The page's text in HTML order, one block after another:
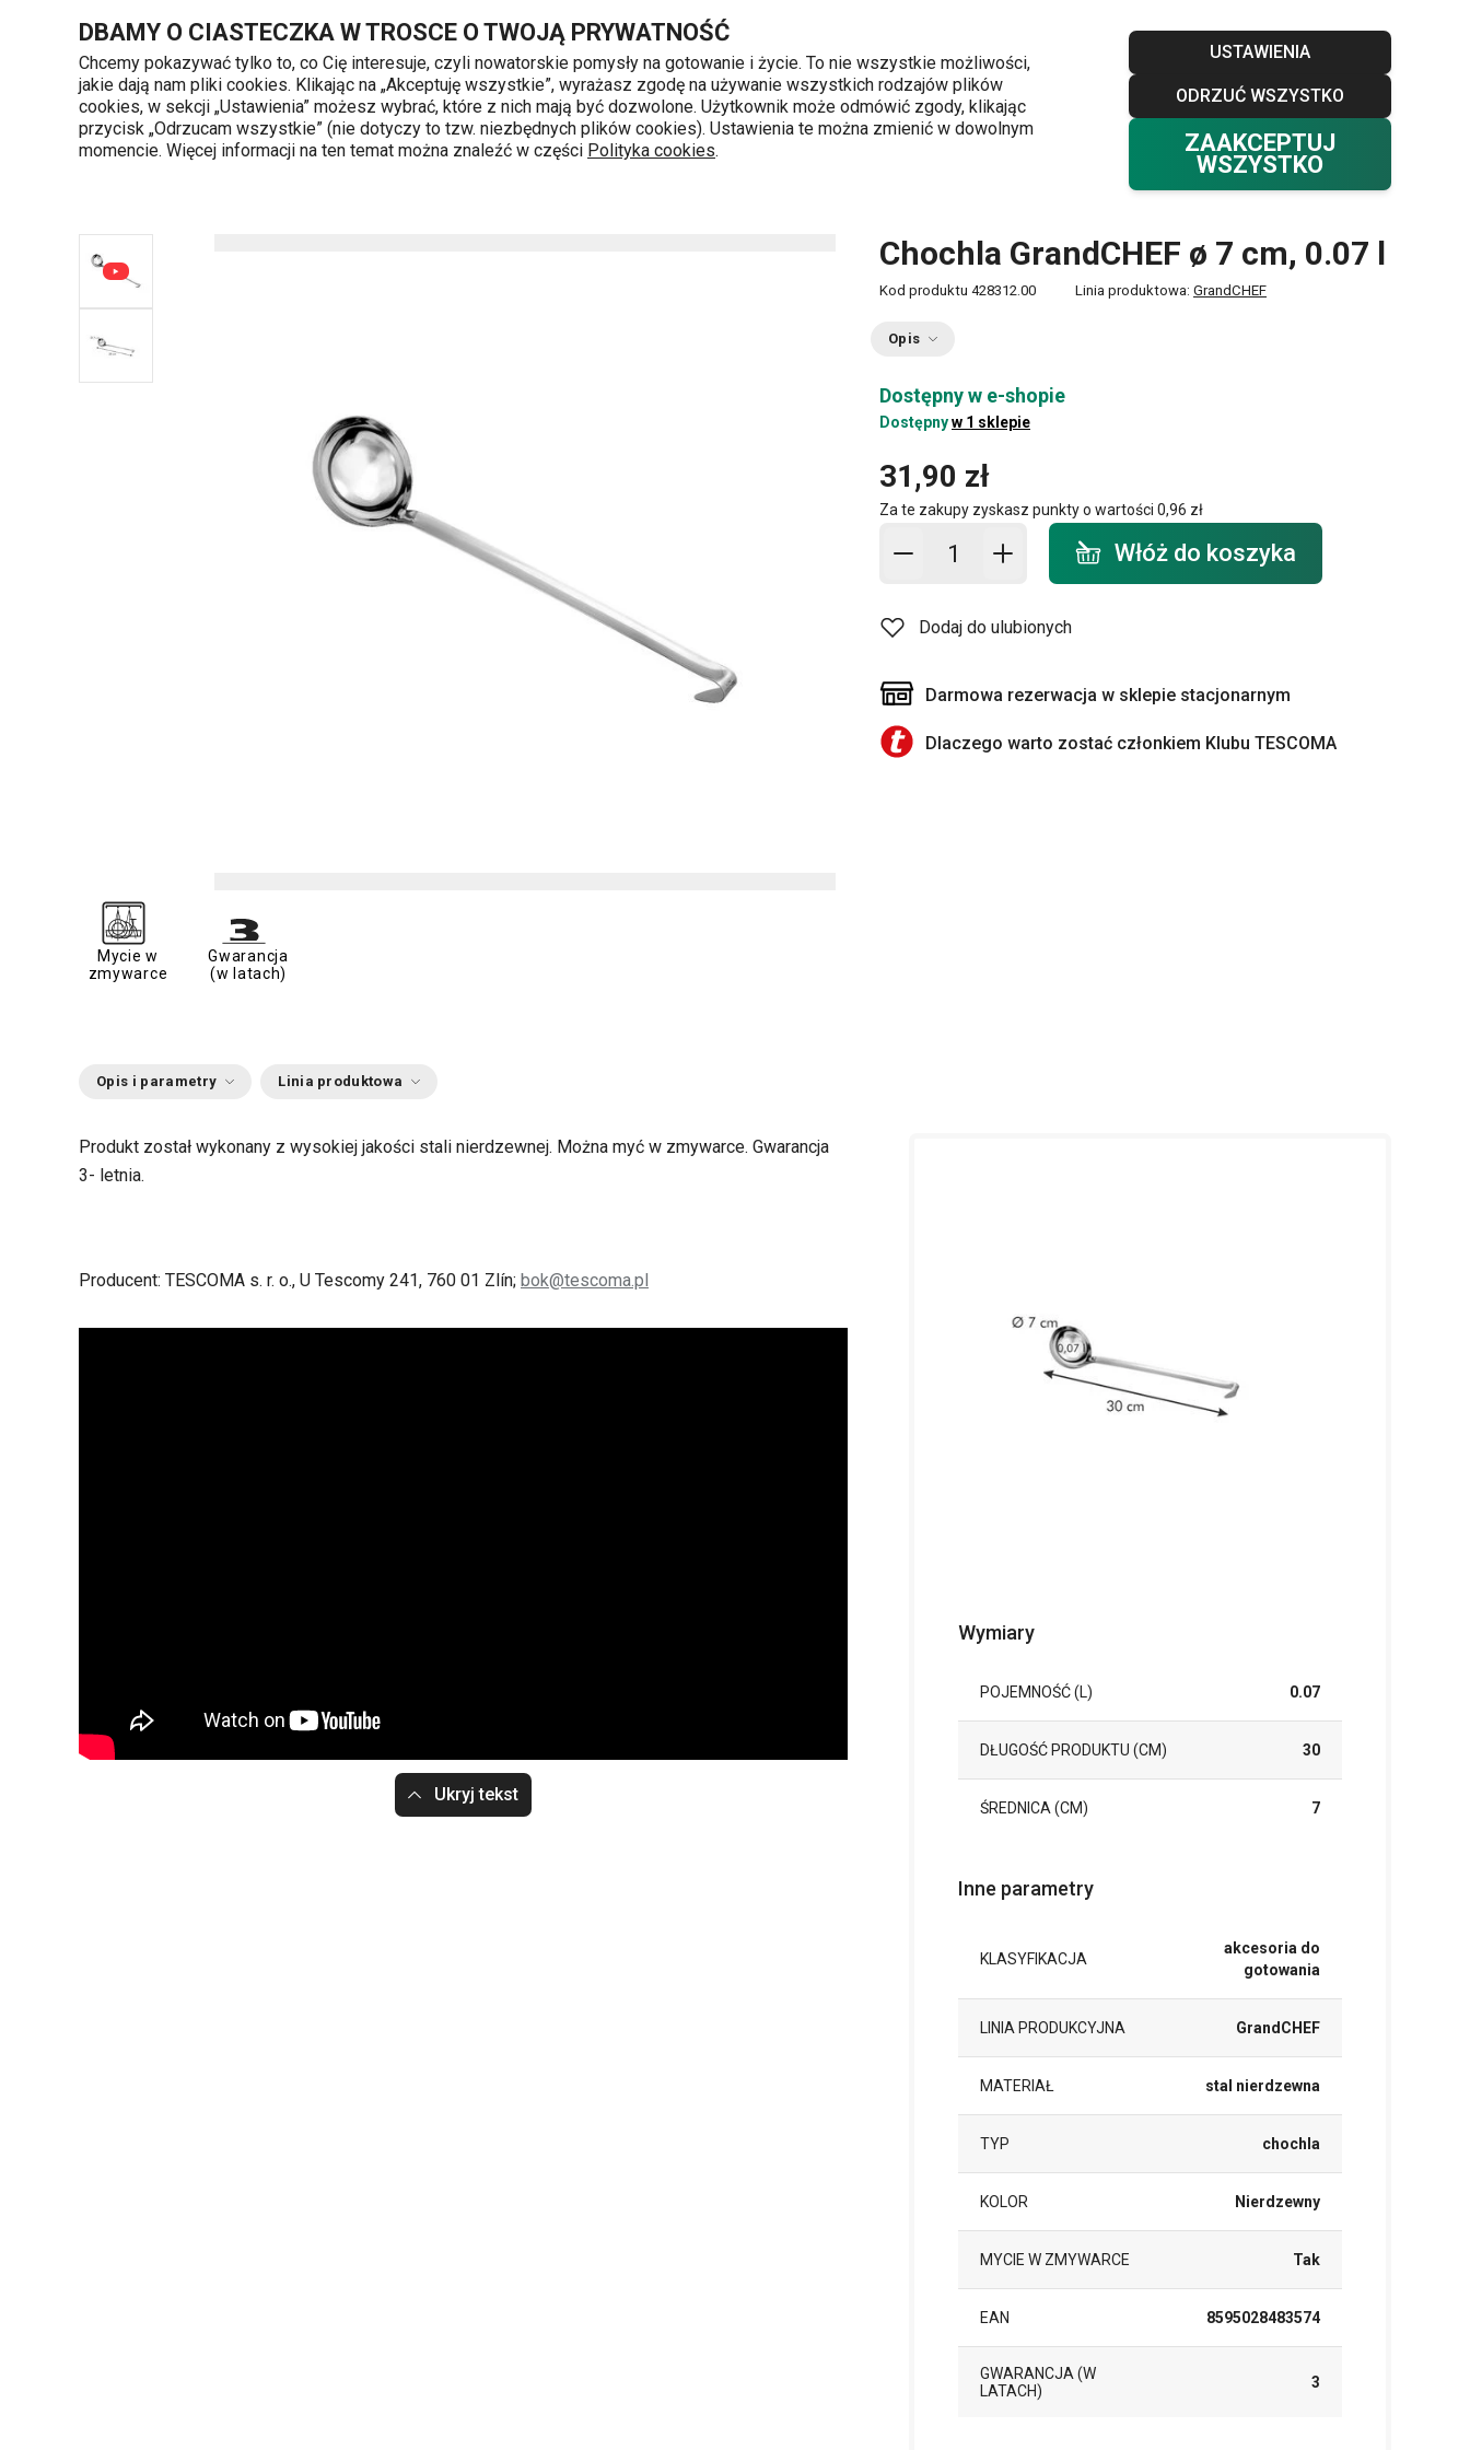
DBAMY O CIASTECZKA W TROSCE O TWOJĄ PRYWATNOŚĆ
Chcemy pokazywać tylko to, co Cię interesuje, czyli nowatorskie pomysły na gotowanie i życie. To nie wszystkie możliwości,
jakie dają nam pliki cookies. Klikając na „Akceptuję wszystkie”, wyrażasz zgodę na używanie wszystkich rodzajów plików
cookies, w sekcji „Ustawienia” możesz wybrać, które z nich mają być dozwolone. Użytkownik może odmówić zgody, klikając
przycisk „Odrzucam wszystkie” (nie dotyczy to tzw. niezbędnych plików cookies). Ustawienia te można zmienić w dowolnym
momencie. Więcej informacji na ten temat można znaleźć w części Polityka cookies.
USTAWIENIA
ODRZUĆ WSZYSTKO
ZAAKCEPTUJ
WSZYSTKO
Przejdź do głównej zawartości
Przejdź do wyszukiwania
Przejdź do nawigacji
Blog Klub TESCOMA Kontakt
Kategorie produktów 720 809 700
Poniedziałek - piątek od 8 do 16
Ulubione Zaloguj się
0 Twój koszyk
0,00 zł
Chochla GrandCHEF ø 7 cm, 0.07 l
Kod produktu 428312.00 Linia produktowa: GrandCHEF
Opis
Dostępny w e-shopie
Dostępnyw 1 sklepie
31,90 zł
Za te zakupy zyskasz punkty o wartości 0,96 zł
Dodaj do koszyka - ilość
Włóż do koszyka
Dodaj do ulubionych
Darmowa rezerwacja w sklepie stacjonarnym
Dlaczego warto zostać członkiem Klubu TESCOMA
Mycie w
zmywarce
Gwarancja
(w latach)
Opis i parametry Linia produktowa
Produkt został wykonany z wysokiej jakości stali nierdzewnej. Można myć w zmywarce. Gwarancja
3- letnia.
Producent: TESCOMA s. r. o., U Tescomy 241, 760 01 Zlín; bok@tescoma.pl
Ukryj tekst
Wymiary
POJEMNOŚĆ (L) 0.07
DŁUGOŚĆ PRODUKTU (CM) 30
ŚREDNICA (CM) 7
Inne parametry
KLASYFIKACJA
akcesoria do
gotowania
LINIA PRODUKCYJNA GrandCHEF
MATERIAŁ stal nierdzewna
TYP chochla
KOLOR Nierdzewny
MYCIE W ZMYWARCE Tak
EAN 8595028483574
GWARANCJA (W
LATACH)
3